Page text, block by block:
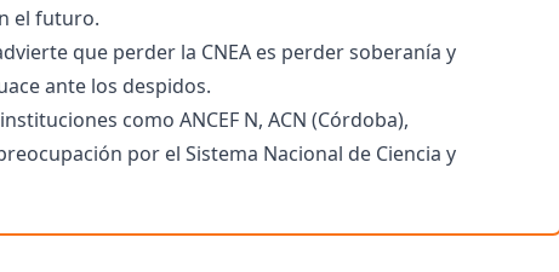
el futuro.
que perder la CNEA es perder soberanía y
ante los despidos.
como ANCEF N, ACN (Córdoba),
por el Sistema Nacional de Ciencia y